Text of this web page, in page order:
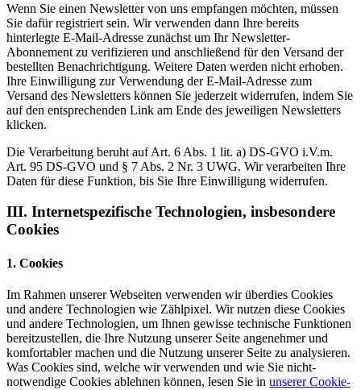
Wenn Sie einen Newsletter von uns empfangen möchten, müssen
Sie dafür registriert sein. Wir verwenden dann Ihre bereits
hinterlegte E-Mail-Adresse zunächst um Ihr Newsletter-
Abonnement zu verifizieren und anschließend für den Versand der
bestellten Benachrichtigung. Weitere Daten werden nicht erhoben.
Ihre Einwilligung zur Verwendung der E-Mail-Adresse zum
Versand des Newsletters können Sie jederzeit widerrufen, indem Sie
auf den entsprechenden Link am Ende des jeweiligen Newsletters
klicken.
Die Verarbeitung beruht auf Art. 6 Abs. 1 lit. a) DS-GVO i.V.m.
Art. 95 DS-GVO und § 7 Abs. 2 Nr. 3 UWG. Wir verarbeiten Ihre
Daten für diese Funktion, bis Sie Ihre Einwilligung widerrufen.
III. Internetspezifische Technologien, insbesondere
Cookies
1. Cookies
Im Rahmen unserer Webseiten verwenden wir überdies Cookies
und andere Technologien wie Zählpixel. Wir nutzen diese Cookies
und andere Technologien, um Ihnen gewisse technische Funktionen
bereitzustellen, die Ihre Nutzung unserer Seite angenehmer und
komfortabler machen und die Nutzung unserer Seite zu analysieren.
Was Cookies sind, welche wir verwenden und wie Sie nicht-
notwendige Cookies ablehnen können, lesen Sie in unserer Cookie-